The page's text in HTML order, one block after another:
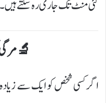
کئی منٹ تک جاری رہ سکتے
🔬
اگر کسی شخص کو ایک سے